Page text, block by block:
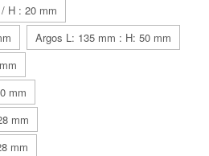
H : 20 mm
Argos L: 135 mm : H: 50 mm
mm
mm
mm